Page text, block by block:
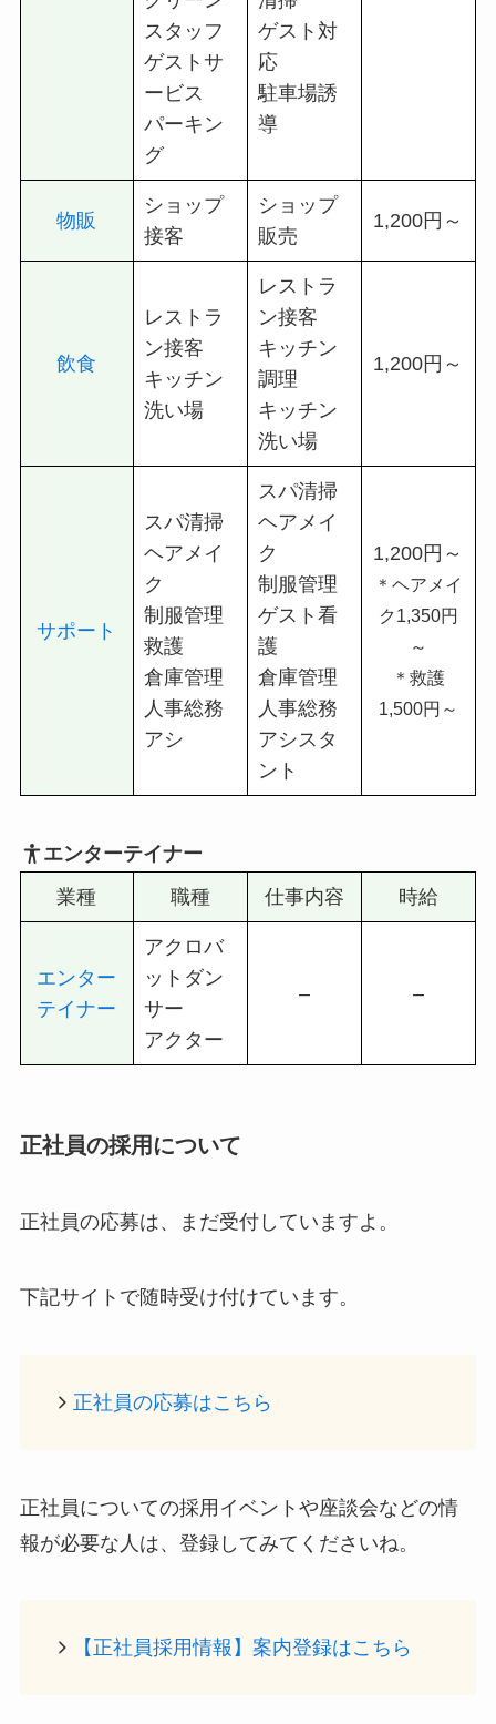
スタッフ
ゲストサ
ービス
パーキン
グ
ゲスト対
応
駐車場誘
導
物販
ショップ
接客
ショップ
販売
1,200円～
飲食
レストラ
ン接客
キッチン
洗い場
レストラ
ン接客
キッチン
調理
キッチン
洗い場
1,200円～
サポート
スパ清掃
ヘアメイ
ク
制服管理
救護
倉庫管理
人事総務
アシ
スパ清掃
ヘアメイ
ク
制服管理
ゲスト看
護
倉庫管理
人事総務
アシスタ
ント
1,200円～
＊ヘアメイ
ク1,350円
～
＊救護
1,500円～
エンターテイナー
業種
職種 仕事内容 時給
エンター
テイナー
アクロバ
ットダン
サー
アクター
– –
正社員の採用について
正社員の応募は、まだ受付していますよ。
下記サイトで随時受け付けています。
正社員の応募はこちら
正社員についての採用イベントや座談会などの情
報が必要な人は、登録してみてくださいね。
【正社員採用情報】案内登録はこちら